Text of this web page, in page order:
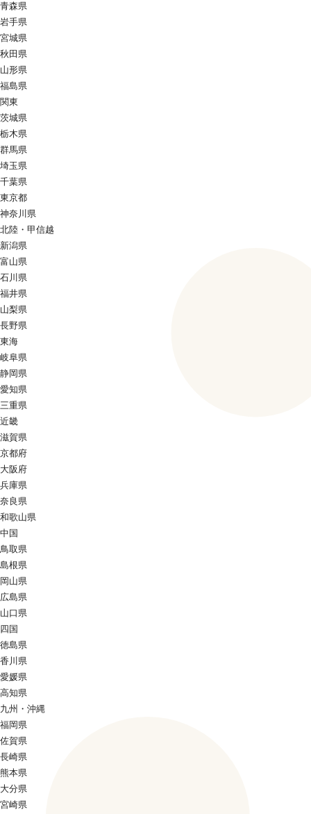
青森県
岩手県
宮城県
秋田県
山形県
福島県
関東
茨城県
栃木県
群馬県
埼玉県
千葉県
東京都
神奈川県
北陸・甲信越
新潟県
富山県
石川県
福井県
山梨県
長野県
東海
岐阜県
静岡県
愛知県
三重県
近畿
滋賀県
京都府
大阪府
兵庫県
奈良県
和歌山県
中国
鳥取県
島根県
岡山県
広島県
山口県
四国
徳島県
香川県
愛媛県
高知県
九州・沖縄
福岡県
佐賀県
長崎県
熊本県
大分県
宮崎県